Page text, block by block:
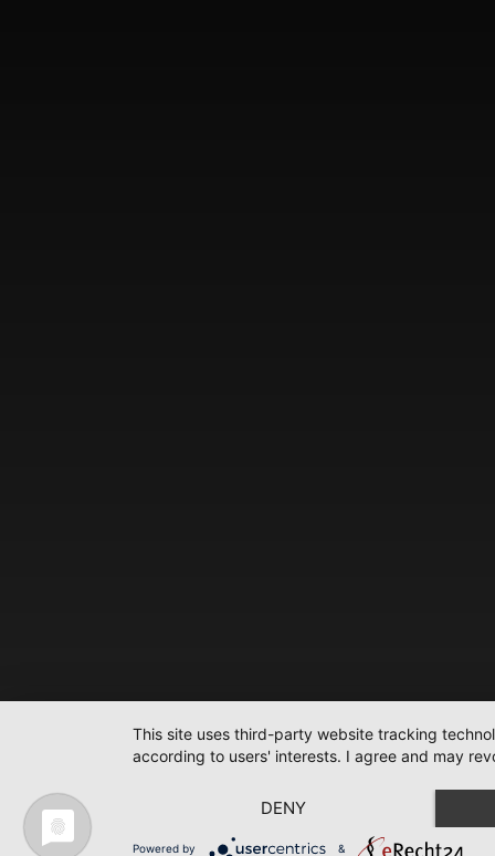
This site uses third-party website tracking
according to users' interests. I agree and may
DENY
Powered by &